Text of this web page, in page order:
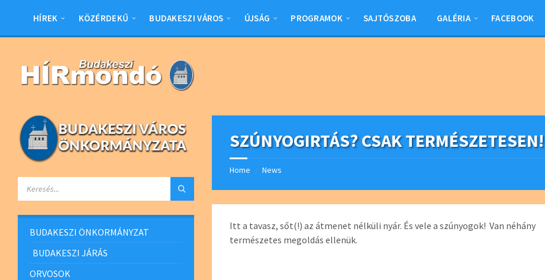
sidebar
sidebar
HÍREK KÖZÉRDEKŰ BUDAKESZI VÁROS ÚJSÁG PROGRAMOK SAJTÓSZOBA GALÉRIA FACEBOOK
SZÚNYOGIRTÁS? CSAK TERMÉSZETESEN!
Home / News
Itt a tavasz, sőt(!) az átmenet nélküli nyár. És vele a szúnyogok! Van néhány
természetes megoldás ellenük.
BUDAKESZI ÖNKORMÁNYZAT
BUDAKESZI JÁRÁS
ORVOSOK